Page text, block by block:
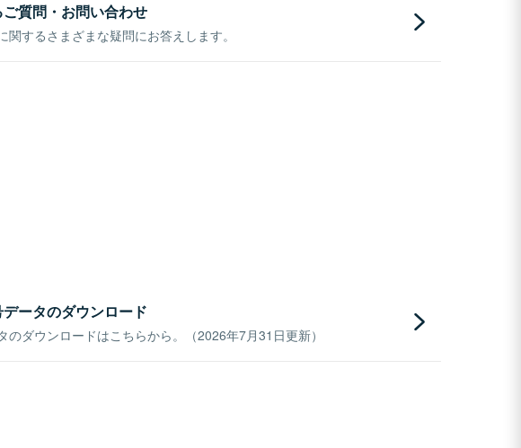
ご質問・お問い合わせ
関するさまざまな疑問にお答えします。
ータのダウンロード
のダウンロードはこちらから。（2026年7月31日更新）